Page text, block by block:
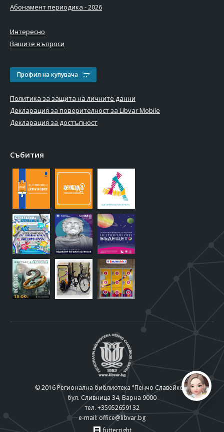
Абонамент периодика - 2026
Интересно
Вашите въпроси
Профил на купувача
Политика за защита на личните данни
Декларация за поверителност за Libvar Mobile
Декларация за достъпност
Събития
© 2016 Регионална библиотека "Пенчо Славейков"
бул. Сливница 34, Варна 9000
тел. +35952659132
e-mail: office@libvar.bg
futterright